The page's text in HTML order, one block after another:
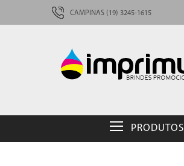
CAMPINAS (19) 3245-1615
PRODUTOS